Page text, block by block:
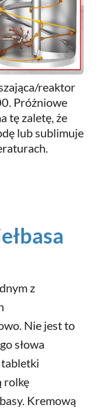
reaktor
Próżniowe
tę zaletę, że
lub sublimuje
z
Nie jest to
słowa
tabletki
rolkę
Kremową